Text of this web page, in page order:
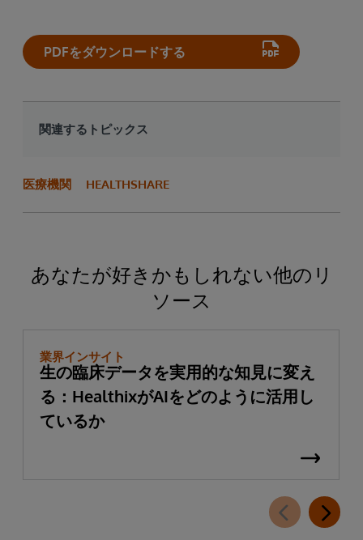
します。
PDFをダウンロードする
関連するトピックス
医療機関 HEALTHSHARE
あなたが好きかもしれない他のリ
ソース
業界インサイト
生の臨床データを実用的な知見に変え
る：HealthixがAIをどのように活用し
ているか